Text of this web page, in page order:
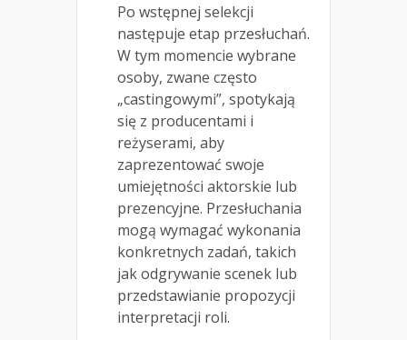
Po wstępnej selekcji
następuje etap przesłuchań.
W tym momencie wybrane
osoby, zwane często
„castingowymi”, spotykają
się z producentami i
reżyserami, aby
zaprezentować swoje
umiejętności aktorskie lub
prezencyjne. Przesłuchania
mogą wymagać wykonania
konkretnych zadań, takich
jak odgrywanie scenek lub
przedstawianie propozycji
interpretacji roli.